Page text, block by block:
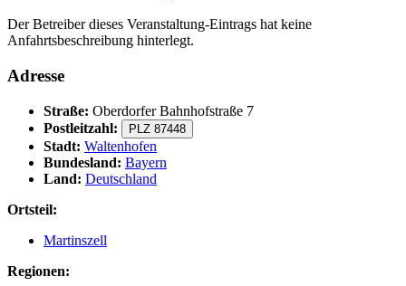
Der Betreiber dieses Veranstaltung-Eintrags hat keine
Anfahrtsbeschreibung hinterlegt.
Adresse
Straße: Oberdorfer Bahnhofstraße 7
Postleitzahl:
PLZ 87448
Stadt: Waltenhofen
Bundesland: Bayern
Land: Deutschland
Ortsteil:
Martinszell
Regionen: